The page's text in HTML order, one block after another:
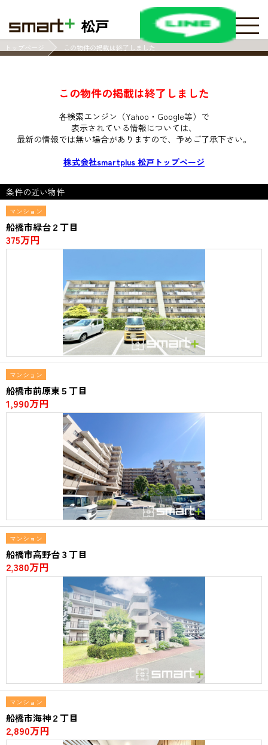
松戸
トップページ この物件の掲載は終了しました
この物件の掲載は終了しました
各検索エンジン（Yahoo・Google等）で
表示されている情報については、
最新の情報では無い場合がありますので、 予めご了承下さい。
株式会社smartplus 松戸トップページ
条件の近い物件
マンション
船橋市緑台２丁目
375万円
マンション
船橋市前原東５丁目
1,990万円
マンション
船橋市高野台３丁目
2,380万円
マンション
船橋市海神２丁目
2,890万円